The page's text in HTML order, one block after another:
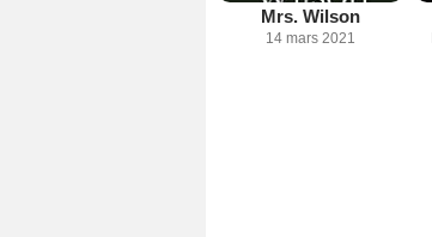
Mrs. Wilson
14 mars 2021